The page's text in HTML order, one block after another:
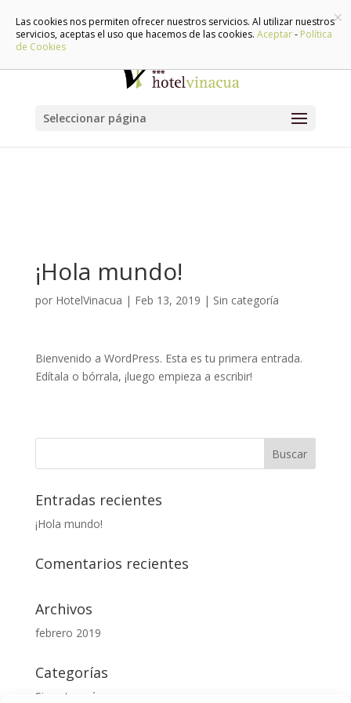
Seleccionar página
¡Hola mundo!
por HotelVinacua | Feb 13, 2019 | Sin categoría
Bienvenido a WordPress. Esta es tu primera entrada.
Edítala o bórrala, ¡luego empieza a escribir!
Entradas recientes
¡Hola mundo!
Comentarios recientes
Archivos
febrero 2019
Categorías
Sin categoría
×
Las cookies nos permiten ofrecer nuestros servicios. Al utilizar nuestros
servicios, aceptas el uso que hacemos de las cookies. Aceptar- Política
de Cookies